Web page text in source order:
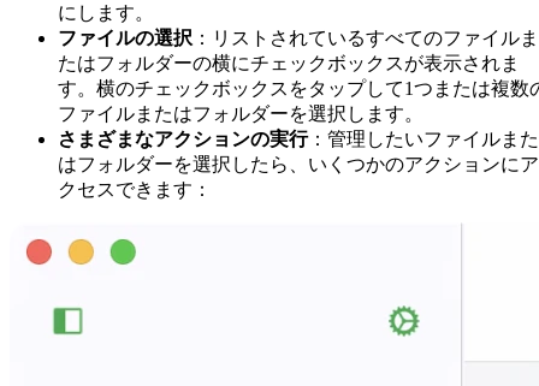
にします。
ファイルの選択 ：リストされているすべてのファイルま
たはフォルダーの横にチェックボックスが表示されま
す。横のチェックボックスをタップして1つまたは複数
ファイルまたはフォルダーを選択します。
さまざまなアクションの実行：管理したいファイルまた
はフォルダーを選択したら、いくつかのアクションにア
クセスできます：